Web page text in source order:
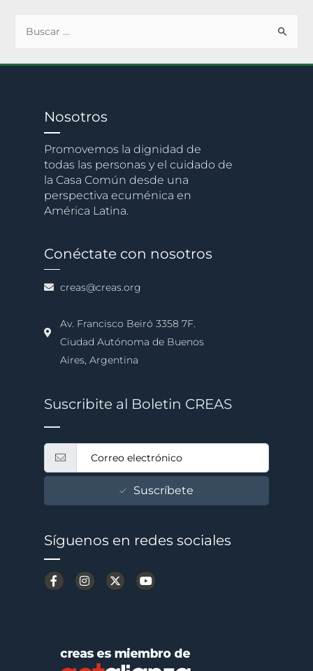
Nosotros
Promovemos la dignidad de
todas las personas y el cuidado de
la Casa Común desde una
perspectiva ecuménica en
América Latina.
Conéctate con nosotros
creas@creas.org
Av. Francisco Beiró 3358 7F.
Ciudad Autónoma de Buenos
Aires, Argentina
Suscribite al Boletin CREAS
Suscríbete
Síguenos en redes sociales